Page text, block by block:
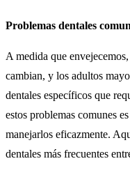
Problemas dentales
A medida que
cambian, y los adultos
dentales específicos que
estos problemas comunes
manejarlos eficazmente.
dentales más frecuentes